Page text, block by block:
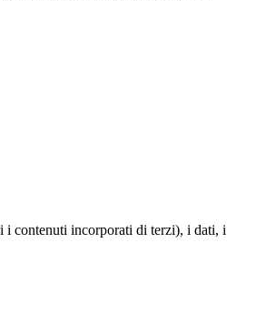
i contenuti incorporati di terzi), i dati, i